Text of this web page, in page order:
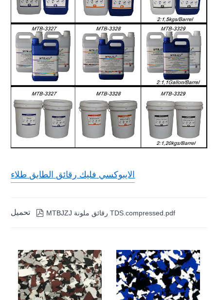
الايبوكسي فليك رقائق الطابق طلاء
تحميل  MTBJZJ رقائق ملونة TDS.compressed.pdf